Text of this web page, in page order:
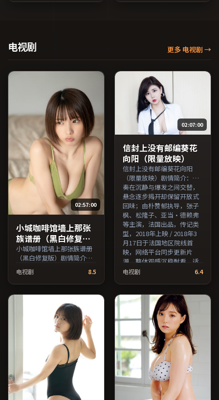
感；由奉俊昊执导，孙俪、
映，网络平台同步更新片
免费条目索引，支持片名与
演员交叉检索。）
在误会与和解中演进；由奉
院线首映，网络平台同步更
群。（国产影视资源大全免
费条目索引，支持片名与演
员交叉检索。）
电视剧 更多 电视剧 →
02:57:00
小城咖啡馆墙上那张
族谱册（黑白修复
版）
小城咖啡馆墙上那张族谱册
（黑白修复版）剧情简介：
叙事线索在城市与乡野之间
往返，亲情线与友情线并行
推进；由丹尼斯·维伦纽瓦
执导，河正宇、沈腾、张子
枫等主演，中国大陆出品，
战争类型，2017年上映 /
2017年3月22日于中国大陆
地区院线首映，网络平台同
步更新片源。若你偏爱节奏
不急躁、人物立体的作品，
值得一看。（国产影视资源
大全免费条目索引，支持片
名与演员交叉检索。）
电视剧 8.5
02:07:00
信封上没有邮编葵花
向阳（限量放映）
信封上没有邮编葵花向阳
（限量放映）剧情简介：节
奏在沉静与爆发之间交替，
悬念逐步揭开却保留开放式
回味；由朴赞郁执导，张子
枫、松隆子、亚当·德赖弗
等主演，法国出品，传记类
型，2018年上映 / 2018年3
月17日于法国地区院线首
映，网络平台同步更新片
源。整体观感沉稳耐看，适
合反复品味台词与镜头。
叉检索。）
电视剧 6.4